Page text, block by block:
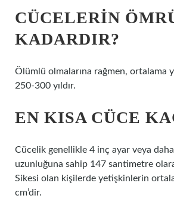
CÜCELERIN
KADARDIR?
Ölümlü olmalarına rağmen, ortalama
250-300 yıldır.
EN KISA CÜCE
Cücelik genellikle 4 inç ayar veya
uzunluğuna sahip 147 santimetre
Sikesi olan kişilerde yetişkinlerin
cm’dir.